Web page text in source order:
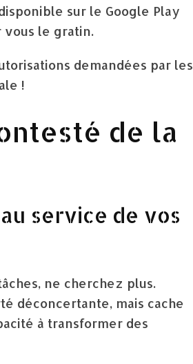
sur le Google Play
vous le gratin.
demandées par les
!
de la
service de vos
ne cherchez plus.
déconcertante, mais cache
à transformer des